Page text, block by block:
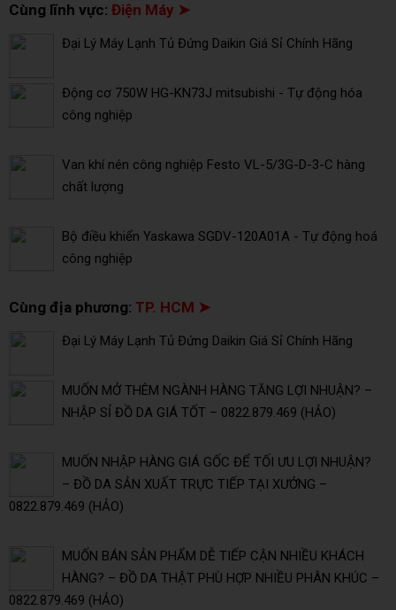
Cùng lĩnh vực: Điện Máy ➤
Đại Lý Máy Lạnh Tủ Đứng Daikin Giá Sỉ Chính Hãng
Động cơ 750W HG-KN73J mitsubishi - Tự động hóa
công nghiệp
Van khí nén công nghiệp Festo VL-5/3G-D-3-C hàng
chất lượng
Bộ điều khiển Yaskawa SGDV-120A01A - Tự động hoá
công nghiệp
Cùng địa phương: TP. HCM ➤
Đại Lý Máy Lạnh Tủ Đứng Daikin Giá Sỉ Chính Hãng
MUỐN MỞ THÊM NGÀNH HÀNG TĂNG LỢI NHUẬN? –
NHẬP SỈ ĐỒ DA GIÁ TỐT – 0822.879.469 (HẢO)
MUỐN NHẬP HÀNG GIÁ GỐC ĐỂ TỐI ƯU LỢI NHUẬN?
– ĐỒ DA SẢN XUẤT TRỰC TIẾP TẠI XƯỞNG –
0822.879.469 (HẢO)
MUỐN BÁN SẢN PHẨM DỄ TIẾP CẬN NHIỀU KHÁCH
HÀNG? – ĐỒ DA THẬT PHÙ HỢP NHIỀU PHÂN KHÚC –
0822.879.469 (HẢO)